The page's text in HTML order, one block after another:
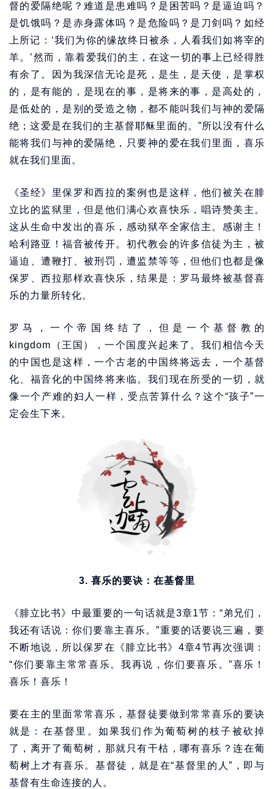
督的爱隔绝呢？难道是患难吗？是困苦吗？是逼迫吗？
是饥饿吗？是赤身露体吗？是危险吗？是刀剑吗？如经
上所记：‘我们为你的缘故终日被杀，人看我们如将宰的
羊。’然而，靠着爱我们的主，在这一切的事上已经得胜
有余了。因为我深信无论是死，是生，是天使，是掌权
的，是有能的，是现在的事，是将来的事，是高处的，
是低处的，是别的受造之物，都不能叫我们与神的爱隔
绝；这爱是在我们的主基督耶稣里面的。”所以没有什么
能将我们与神的爱隔绝，只要神的爱在我们里面，喜乐
就在我们里面。
《圣经》里保罗和西拉的案例也是这样，他们被关在腓
立比的监狱里，但是他们满心欢喜快乐，唱诗赞美主。
这从生命中发出的喜乐，感动狱卒全家信主。感谢主！
哈利路亚！福音被传开。初代教会的许多信徒为主，被
逼迫、遭鞭打、被刑罚，遭监禁等等，但他们也都是像
保罗、西拉那样欢喜快乐，结果是：罗马最终被基督喜
乐的力量所转化。
罗马，一个帝国终结了，但是一个基督教的
kingdom（王国），一个国度兴起来了。我们相信今天
的中国也是这样，一个古老的中国终将远去，一个基督
化、福音化的中国终将来临。我们现在所受的一切，就
像一个产难的妇人一样，受点苦算什么？这个“孩子”一
定会生下来。
3. 喜乐的要诀：在基督里
《腓立比书》中最重要的一句话就是3章1节：“弟兄们，
我还有话说：你们要靠主喜乐。”重要的话要说三遍，要
不断地说，所以保罗在《腓立比书》4章4节再次强调：
“你们要靠主常常喜乐。我再说，你们要喜乐。”喜乐！
喜乐！喜乐！
要在主的里面常常喜乐，基督徒要做到常常喜乐的要诀
就是：在基督里。如果我们作为葡萄树的枝子被砍掉
了，离开了葡萄树，那就只有干枯，哪有喜乐？连在葡
萄树上才有喜乐。基督徒，就是在“基督里的人”，即与
基督有生命连接的人。